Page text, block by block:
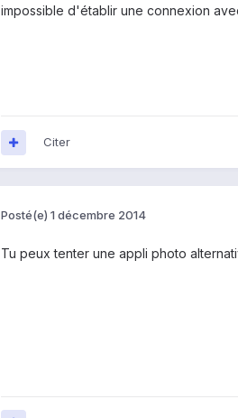
impossible d'établir une connexion
Citer
Posté(e) 1 décembre 2014
Tu peux tenter une appli photo